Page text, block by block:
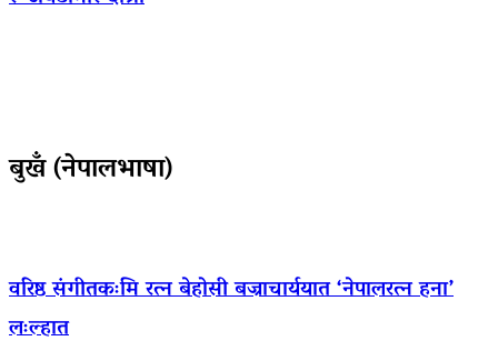
बुखँ (नेपालभाषा)
वरिष्ठ संगीतकःमि रत्न बेहोसी बज्राचार्ययात ‘नेपालरत्न हना’
लःल्हात